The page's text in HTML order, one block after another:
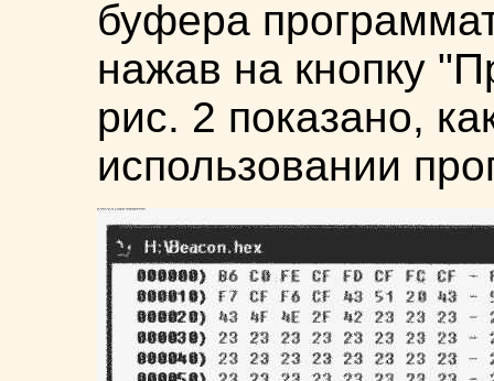
буфера
нажав на кнопку
рис. 2 показано,
использовании